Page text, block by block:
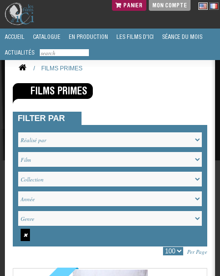
PANIER MON COMPTE
ACCUEIL CATALOGUE EN PRODUCTION LES FILMS D'ICI SÉANCE DU MOIS
ACTUALITÉS
/ FILMS PRIMES
FILMS PRIMES
FILTER PAR
✖
Per Page